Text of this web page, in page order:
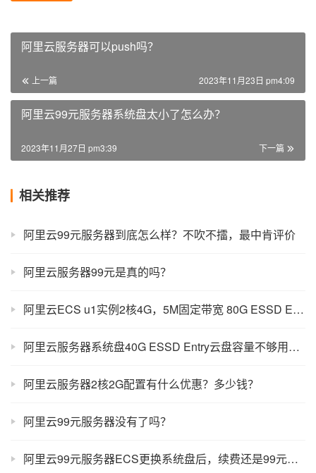
阿里云服务器可以push吗？
上一篇 2023年11月23日 pm4:09
阿里云99元服务器系统盘太小了怎么办？
下一篇
2023年11月27日 pm3:39
相关推荐
阿里云99元服务器到底怎么样？不吹不擂，最中肯评价
阿里云服务器99元是真的吗？
阿里云ECS u1实例2核4G，5M固定带宽 80G ESSD Entry盘199元一年
阿里云服务器系统盘40G ESSD Entry云盘容量不够用怎么办？
阿里云服务器2核2G配置有什么优惠？多少钱？
阿里云99元服务器没有了吗？
阿里云99元服务器ECS更换系统盘后，续费还是99元吗？